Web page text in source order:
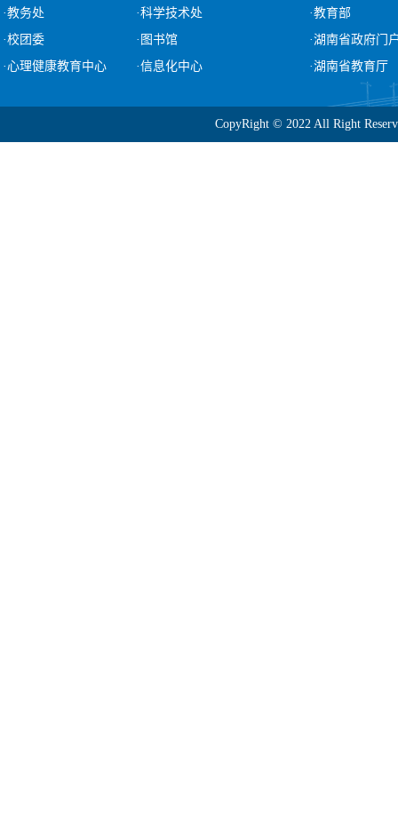
·教务处
·科学技术处
·校团委
·图书馆
·心理健康教育中心
·信息化中心
·教育部
·湖南省政府门
·湖南省教育厅
CopyRight © 2022 All Right